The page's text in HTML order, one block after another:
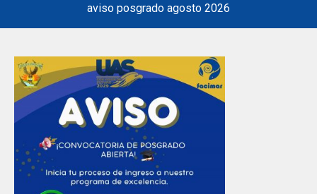
aviso posgrado agosto 2026